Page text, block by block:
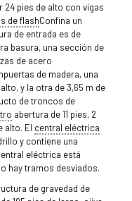
24 pies de alto con vigas
de flashConfina un
de entrada es de
basura, una sección de
de acero
de madera, una
y la otra de 3,65 m de
de troncos de
abertura de 11 pies, 2
alto. El central eléctrica
y contiene una
eléctrica está
hay tramos desviados.
de gravedad de